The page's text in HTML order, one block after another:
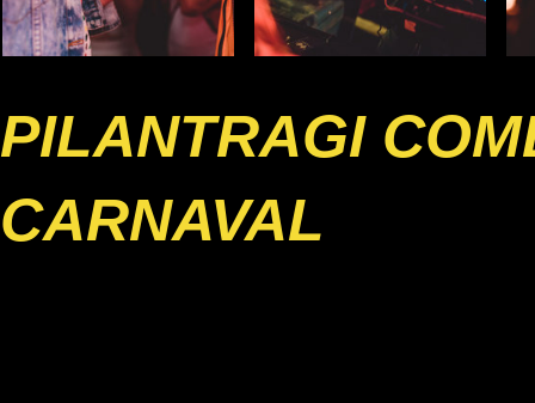
PILANTRAGI
CARNAVAL